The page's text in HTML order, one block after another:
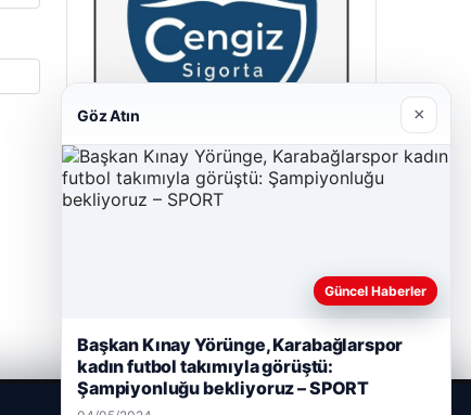
Cengiz Sigorta
Göz Atın ×
Güncel Haberler
Başkan Kınay Yörünge, Karabağlarspor
kadın futbol takımıyla görüştü:
Şampiyonluğu bekliyoruz – SPORT